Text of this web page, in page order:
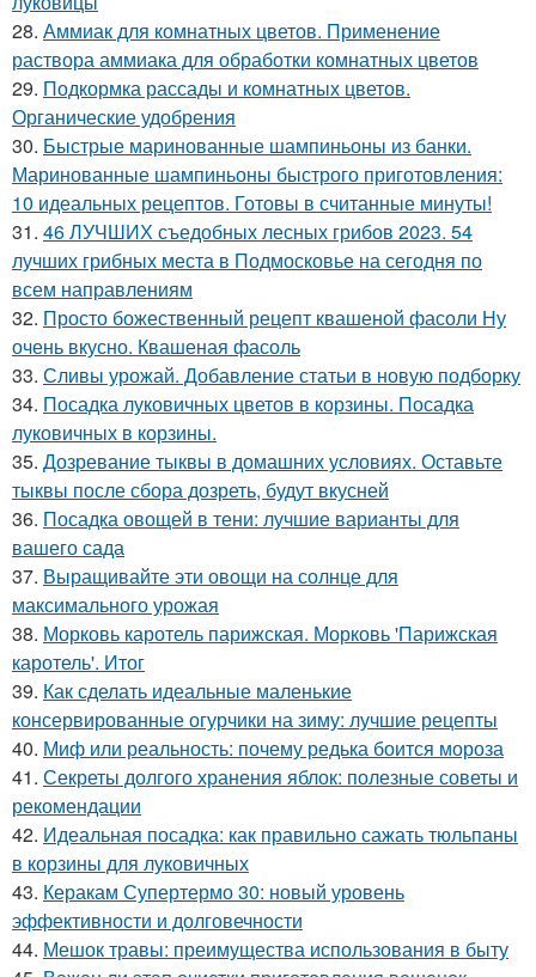
28. Аммиак для комнатных цветов. Применение
раствора аммиака для обработки комнатных цветов
29. Подкормка рассады и комнатных цветов.
Органические удобрения
30. Быстрые маринованные шампиньоны из банки.
Маринованные шампиньоны быстрого приготовления:
10 идеальных рецептов. Готовы в считанные минуты!
31. 46 ЛУЧШИХ съедобных лесных грибов 2023. 54
лучших грибных места в Подмосковье на сегодня по
всем направлениям
32. Просто божественный рецепт квашеной фасоли Ну
очень вкусно. Квашеная фасоль
33. Сливы урожай. Добавление статьи в новую подборку
34. Посадка луковичных цветов в корзины. Посадка
луковичных в корзины.
35. Дозревание тыквы в домашних условиях. Оставьте
тыквы после сбора дозреть, будут вкусней
36. Посадка овощей в тени: лучшие варианты для
вашего сада
37. Выращивайте эти овощи на солнце для
максимального урожая
38. Морковь каротель парижская. Морковь 'Парижская
каротель'. Итог
39. Как сделать идеальные маленькие
консервированные огурчики на зиму: лучшие рецепты
40. Миф или реальность: почему редька боится мороза
41. Секреты долгого хранения яблок: полезные советы и
рекомендации
42. Идеальная посадка: как правильно сажать тюльпаны
в корзины для луковичных
43. Керакам Супертермо 30: новый уровень
эффективности и долговечности
44. Мешок травы: преимущества использования в быту